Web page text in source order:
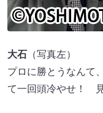
大石 （写真左）
プロに勝とうなんて
て一回頭冷やせ！